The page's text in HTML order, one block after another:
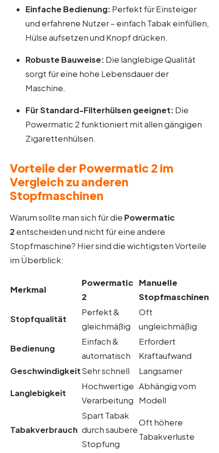
Einfache Bedienung: Perfekt für Einsteiger
und erfahrene Nutzer – einfach Tabak einfüllen,
Hülse aufsetzen und Knopf drücken.
Robuste Bauweise: Die langlebige Qualität
sorgt für eine hohe Lebensdauer der
Maschine.
Für Standard-Filterhülsen geeignet: Die
Powermatic 2 funktioniert mit allen gängigen
Zigarettenhülsen.
Vorteile der Powermatic 2 im
Vergleich zu anderen
Stopfmaschinen
Warum sollte man sich für die Powermatic
2entscheiden und nicht für eine andere
Stopfmaschine? Hier sind die wichtigsten Vorteile
im Überblick:
Merkmal
Powermatic
2
Manuelle
Stopfmaschinen
Stopfqualität
Perfekt &
gleichmäßig
Oft
ungleichmäßig
Bedienung
Einfach &
automatisch
Erfordert
Kraftaufwand
GeschwindigkeitSehr schnell Langsamer
Langlebigkeit
Hochwertige
Verarbeitung
Abhängig vom
Modell
Tabakverbrauch
Spart Tabak
durch saubere
Stopfung
Oft höhere
Tabakverluste